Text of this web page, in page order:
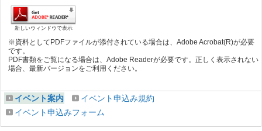
新しいウィンドウで表示
※資料としてPDFファイルが添付されている場合は、Adobe Acrobat(R)が必要
です。
PDF書類をご覧になる場合は、Adobe Readerが必要です。正しく表示されない
場合、最新バージョンをご利用ください。
イベント案内
イベント申込み規約
イベント申込みフォーム